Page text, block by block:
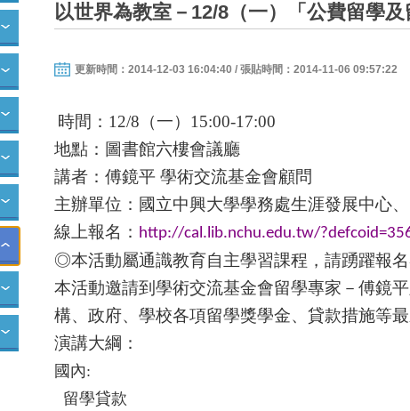
以世界為教室－12/8（一）「公費留學
更新時間：2014-12-03 16:04:40 / 張貼時間：2014-11-06 09:57:22
時間： 12/8 （一） 15:00-17:00
地點：圖書館六樓會議廳
講者：傅鏡平 學術交流基金會顧問
主辦單位：國立中興大學學務處生涯發展中心
線上報名： http://cal.lib.nchu.edu.tw/
◎本活動屬通識教育自主學習課程，請踴躍報名
本活動邀請到學術交流基金會留學專家－傅鏡
構、政府、學校各項留學獎學金、貸款措施等
演講大綱：
國內:
留學貸款